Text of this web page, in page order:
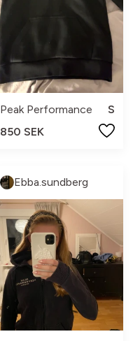
Peak Performance
S
850 SEK
Ebba.sundberg